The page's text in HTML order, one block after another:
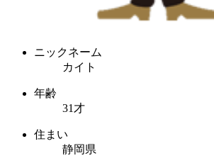
ニックネーム
カイト
年齢
31才
住まい
静岡県